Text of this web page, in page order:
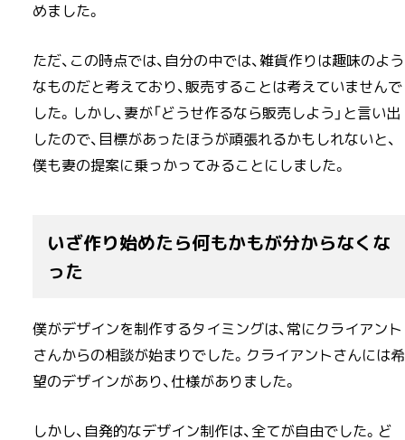
めました。
ただ、この時点では、自分の中では、雑貨作りは趣味のよう
なものだと考えており、販売することは考えていませんで
した。しかし、妻が「どうせ作るなら販売しよう」と言い出
したので、目標があったほうが頑張れるかもしれないと、
僕も妻の提案に乗っかってみることにしました。
いざ作り始めたら何もかもが分からなくな
った
僕がデザインを制作するタイミングは、常にクライアント
さんからの相談が始まりでした。クライアントさんには希
望のデザインがあり、仕様がありました。
しかし、自発的なデザイン制作は、全てが自由でした。ど